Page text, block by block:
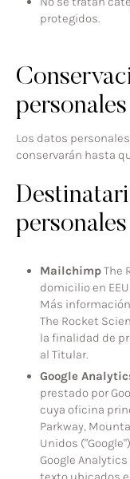
protegidos.
personales
Los datos
conservarán hasta
personales
MailchimpThe
domicilio en
Más
The Rocket
la finalidad de
al Titular.
Google
prestado por
cuya oficina
Parkway,
Unidos
Google